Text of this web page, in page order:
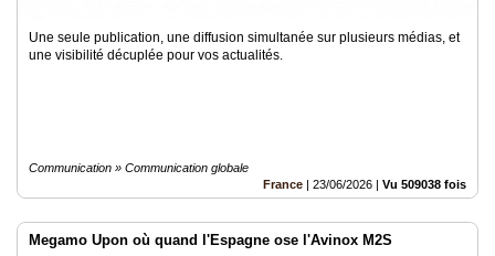
Une seule publication, une diffusion simultanée sur plusieurs médias, et
une visibilité décuplée pour vos actualités.
Communication » Communication globale
France | 23/06/2026 | Vu 509038 fois
Megamo Upon où quand l'Espagne ose l'Avinox M2S